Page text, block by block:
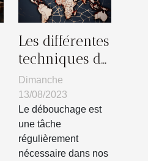
Les différentes
techniques de
débouchage
utilisées dans
le monde
Dimanche
13/08/2023
Le débouchage est
une tâche
régulièrement
nécessaire dans nos